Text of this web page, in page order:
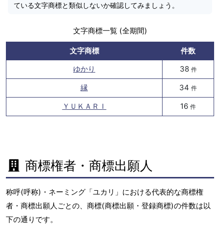
ている文字商標と類似しないか確認してみましょう。
文字商標一覧 (全期間)
文字商標
件数
ゆかり
38 件
縁 34 件
ＹＵＫＡＲＩ 16 件
商標権者・商標出願人
称呼(呼称)・ネーミング「ユカリ」における代表的な商標権
者・商標出願人ごとの、商標(商標出願・登録商標)の件数は以
下の通りです。